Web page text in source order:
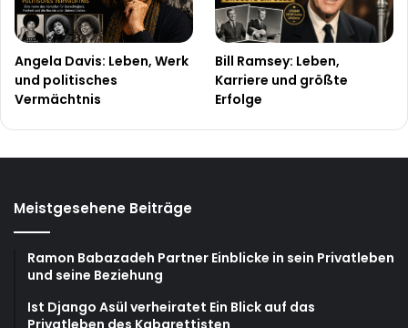
Angela Davis: Leben, Werk
und politisches
Vermächtnis
Bill Ramsey: Leben,
Karriere und größte
Erfolge
Meistgesehene Beiträge
Ramon Babazadeh Partner Einblicke in sein Privatleben
und seine Beziehung
Ist Django Asül verheiratet Ein Blick auf das